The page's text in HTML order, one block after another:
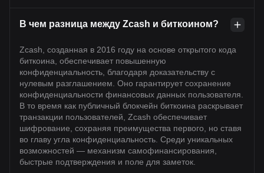
В чем разница между Zcash и биткоином?
Zcash, созданная в 2016 году на основе открытого кода
биткоина, обеспечивает повышенную
конфиденциальность, благодаря доказательству с
нулевым разглашением. Оно гарантирует сохранение
конфиденциальности финансовых данных пользователя.
В то время как публичный блокчейн биткоина раскрывает
транзакции пользователей, Zcash обеспечивает
шифрование, сохраняя преимущества первого, но ставя
во главу угла конфиденциальность. Среди уникальных
возможностей — механизм самофинансирования,
быстрые подтверждения и поле для заметок.